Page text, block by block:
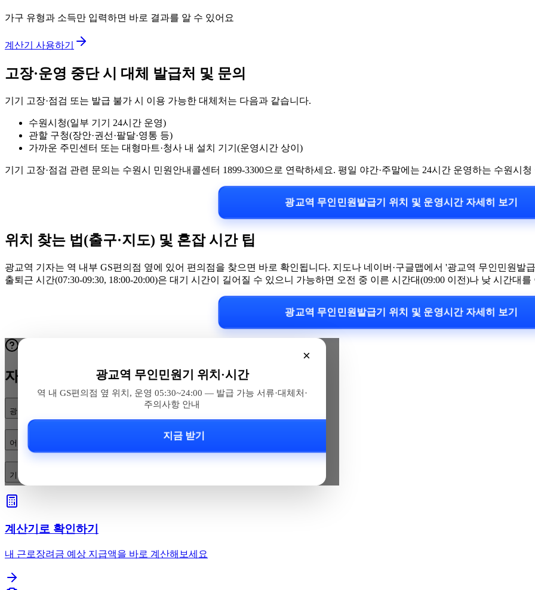
가구 유형과 소득만 입력하면 바로 결과를 알 수 있어요
계산기 사용하기
고장·운영 중단 시 대체 발급처 및 문의
기기 고장·점검 또는 발급 불가 시 이용 가능한 대체처는 다음과 같습니다.
수원시청(일부 기기 24시간 운영)
관할 구청(장안·권선·팔달·영통 등)
가까운 주민센터 또는 대형마트·청사 내 설치 기기(운영시간 상이)
기기 고장·점검 관련 문의는 수원시 민원안내콜센터 1899-3300으로 연락하세요. 평일 야간·주말에는 24시간 운영하는 수원시
광교역 무인민원발급기 위치 및 운영시간 자세히 보기
위치 찾는 법(출구·지도) 및 혼잡 시간 팁
광교역 기자는 역 내부 GS편의점 옆에 있어 편의점을 찾으면 바로 확인됩니다. 지도나 네이버·구글맵에서 '광교역 무인민원발
출퇴근 시간(07:30-09:30, 18:00-20:00)은 대기 시간이 길어질 수 있으니 가능하면 오전 중 이른 시간대(09:00 이전)나 낮 시간대
광교역 무인민원발급기 위치 및 운영시간 자세히 보기
×
광교역 무인민원기 위치·시간
역 내 GS편의점 옆 위치, 운영 05:30~24:00 — 발급 가능 서류·대체처·
주의사항 안내
지금 받기
자주 묻는 질문
광교역 무인민원발급기 위치와 운영시간은 어떻게 되나요?
어떤 서류를 발급할 수 있고 수수료·결제수단은 어떻게 되나요?
기기 고장·점검 시 대체 발급처나 문의처는 어디인가요?
계산기로 확인하기
내 근로장려금 예상 지급액을 바로 계산해보세요